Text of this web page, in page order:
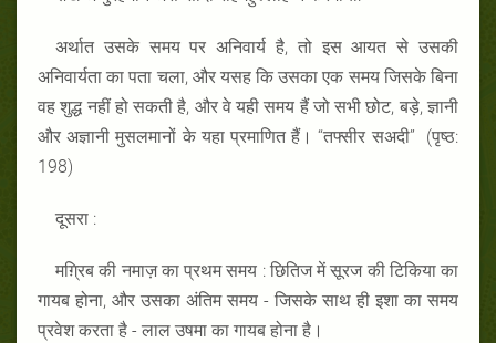
अर्थात उसके समय पर अनिवार्य है, तो इस आयत से उसकी
अनिवार्यता का पता चला, और यसह कि उसका एक समय जिसके बिना
वह शुद्ध नहीं हो सकती है, और वे यही समय हैं जो सभी छोट, बड़े, ज्ञानी
और अज्ञानी मुसलमानों के यहा प्रमाणित हैं। ‘‘तफ्सीर सअदी” (पृष्ठ:
198)
दूसरा :
मग़्रिब की नमाज़ का प्रथम समय : छितिज में सूरज की टिकिया का
गायब होना, और उसका अंतिम समय - जिसके साथ ही इशा का समय
प्रवेश करता है - लाल उषमा का गायब होना है।